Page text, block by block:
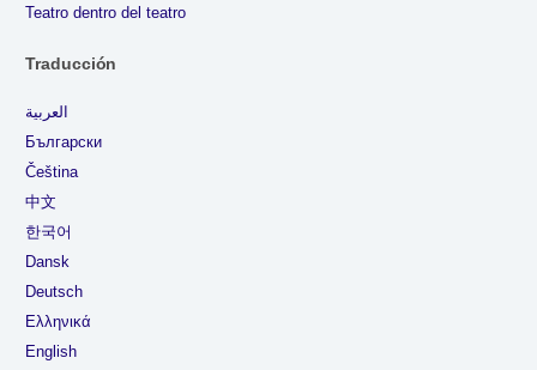
Teatro dentro del teatro
Traducción
العربية
Български
Čeština
中文
한국어
Dansk
Deutsch
Ελληνικά
English